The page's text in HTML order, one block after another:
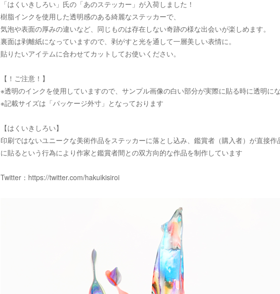
「はくいきしろい」氏の「あのステッカー」が入荷しました！
樹脂インクを使用した透明感のある綺麗なステッカーで、
気泡や表面の厚みの違いなど、同じものは存在しない奇跡の様な出会いが楽しめます。
裏面は剥離紙になっていますので、剥がすと光を通して一層美しい表情に。
貼りたいアイテムに合わせてカットしてお使いください。
【！ご注意！】
※透明のインクを使用していますので、サンプル画像の白い部分が実際に貼る時に透明に
※記載サイズは「パッケージ外寸」となっております
【はくいきしろい】
印刷ではないユニークな美術作品をステッカーに落とし込み、鑑賞者（購入者）が直接作
に貼るという行為により作家と鑑賞者間との双方向的な作品を制作しています
Twitter： https://twitter.com/hakuikisiroi